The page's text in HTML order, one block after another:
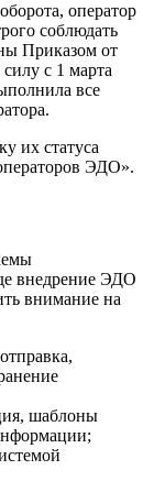
оператор
соблюдать
Приказом от
с 1 марта
все
их статуса
ЭДО».
внедрение ЭДО
внимание на
шаблоны